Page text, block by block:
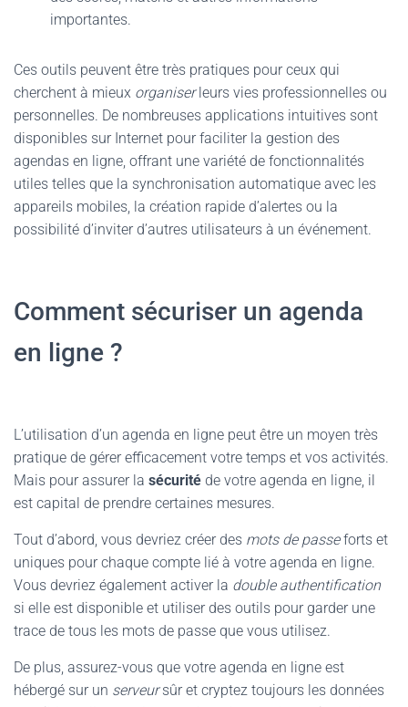
importantes.
Ces outils peuvent être très pratiques pour ceux qui
cherchent à mieux organiserleurs vies professionnelles ou
personnelles. De nombreuses applications intuitives sont
disponibles sur Internet pour faciliter la gestion des
agendas en ligne, offrant une variété de fonctionnalités
utiles telles que la synchronisation automatique avec les
appareils mobiles, la création rapide d’alertes ou la
possibilité d’inviter d’autres utilisateurs à un événement.
Comment sécuriser un agenda
en ligne ?
L’utilisation d’un agenda en ligne peut être un moyen très
pratique de gérer efficacement votre temps et vos activités.
Mais pour assurer la sécurité de votre agenda en ligne, il
est capital de prendre certaines mesures.
Tout d’abord, vous devriez créer des mots de passeforts et
uniques pour chaque compte lié à votre agenda en ligne.
Vous devriez également activer la double authentification
si elle est disponible et utiliser des outils pour garder une
trace de tous les mots de passe que vous utilisez.
De plus, assurez-vous que votre agenda en ligne est
hébergé sur un serveursûr et cryptez toujours les données